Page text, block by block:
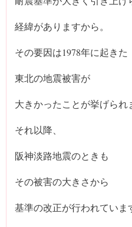
経緯がありますから。
その要因は1978年に起きた
東北の地震被害が
大きかったことが挙げられ
それ以降、
阪神淡路地震のときも
その被害の大きさから
基準の改正が行われていま